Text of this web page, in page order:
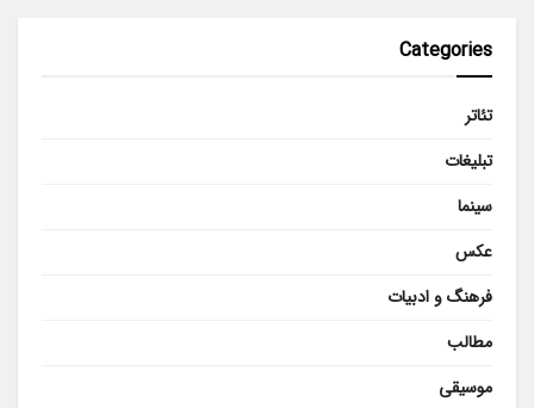
Categories
تئاتر
تبلیغات
سینما
عکس
فرهنگ و ادبیات
مطالب
موسیقی